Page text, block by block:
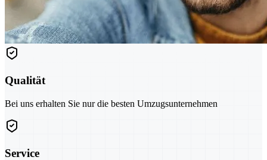
Qualität
Bei uns erhalten Sie nur die besten Umzugsunternehmen
Service